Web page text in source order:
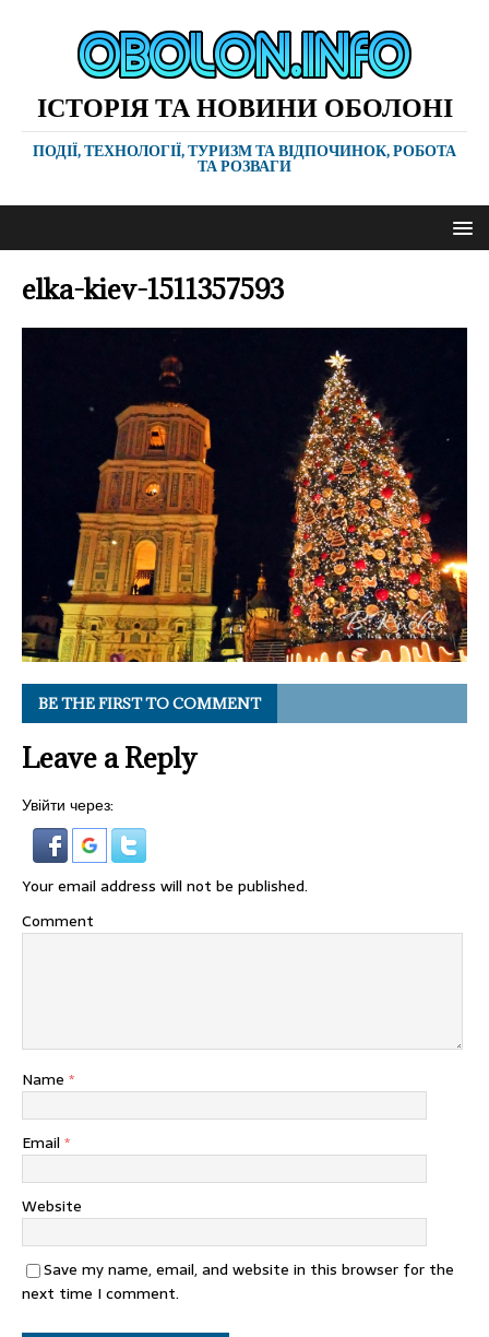
ІСТОРІЯ ТА НОВИНИ ОБОЛОНІ
ПОДІЇ, ТЕХНОЛОГІЇ, ТУРИЗМ ТА ВІДПОЧИНОК, РОБОТА
ТА РОЗВАГИ
elka-kiev-1511357593
BE THE FIRST TO COMMENT
Leave a Reply
Увійти через:
Your email address will not be published.
Comment
Name *
Email *
Website
Save my name, email, and website in this browser for the
next time I comment.